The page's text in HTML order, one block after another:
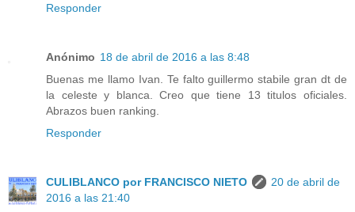
Responder
Anónimo 18 de abril de 2016 a las 8:48
Buenas me llamo Ivan. Te falto guillermo stabile gran dt de
la celeste y blanca. Creo que tiene 13 titulos oficiales.
Abrazos buen ranking.
Responder
CULIBLANCO por FRANCISCO NIETO
20 de abril de
2016 a las 21:40